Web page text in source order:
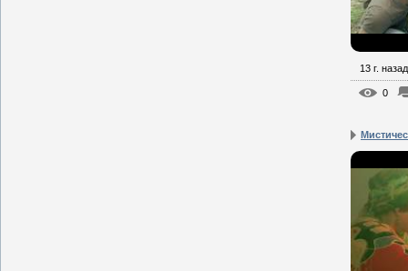
13 г. назад
0